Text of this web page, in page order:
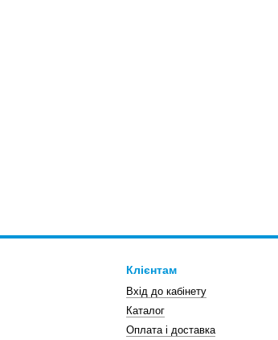
Клієнтам
Вхід до кабінету
Каталог
Оплата і доставка